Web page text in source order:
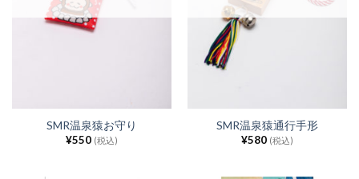
SMR温泉猿お守り
¥550 (税込)
SMR温泉猿通行手形
¥580 (税込)